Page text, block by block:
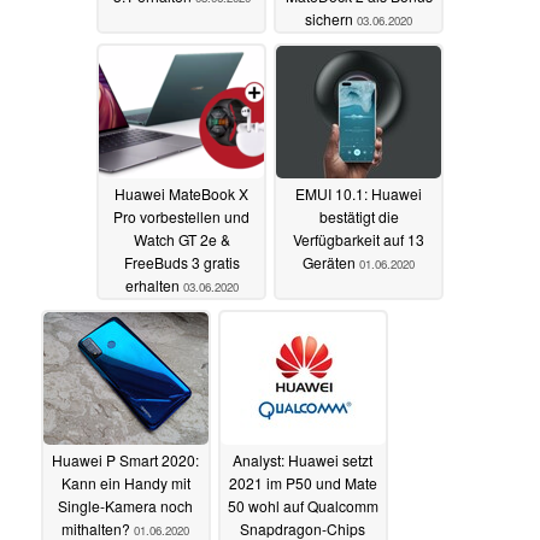
sichern 03.06.2020
Huawei MateBook X
Pro vorbestellen und
Watch GT 2e &
FreeBuds 3 gratis
erhalten 03.06.2020
EMUI 10.1: Huawei
bestätigt die
Verfügbarkeit auf 13
Geräten 01.06.2020
Huawei P Smart 2020:
Kann ein Handy mit
Single-Kamera noch
mithalten? 01.06.2020
Analyst: Huawei setzt
2021 im P50 und Mate
50 wohl auf Qualcomm
Snapdragon-Chips